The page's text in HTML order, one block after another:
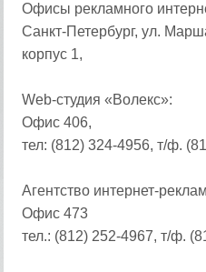
Офисы рекламного
Санкт-Петербург, ул.
корпус 1,
Web-студия «Волекс»:
Офис 406,
тел: (812) 324-4956, т/ф.
Агентство интернет-
Офис 473
тел.: (812) 252-4967, т/ф.